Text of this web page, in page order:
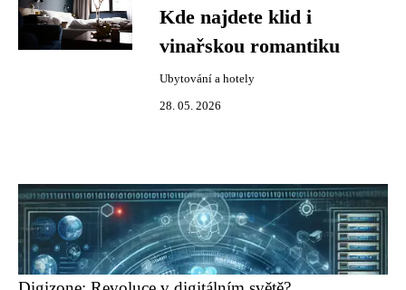
Kde najdete klid i
vinařskou romantiku
Ubytování a hotely
28. 05. 2026